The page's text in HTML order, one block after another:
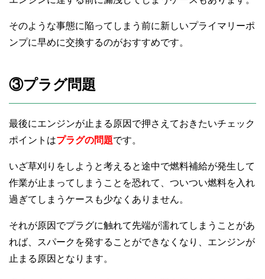
そのような事態に陥ってしまう前に新しいプライマリーポ
ンプに早めに交換するのがおすすめです。
③プラグ問題
最後にエンジンが止まる原因で押さえておきたいチェック
ポイントはプラグの問題です。
いざ草刈りをしようと考えると途中で燃料補給が発生して
作業が止まってしまうことを恐れて、ついつい燃料を入れ
過ぎてしまうケースも少なくありません。
それが原因でプラグに触れて先端が濡れてしまうことがあ
れば、スパークを発することができなくなり、エンジンが
止まる原因となります。